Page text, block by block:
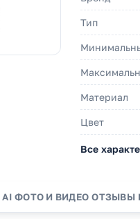
Тип
Материал
Цвет
Все
ФОТО И ВИДЕО ОТЗЫВЫ